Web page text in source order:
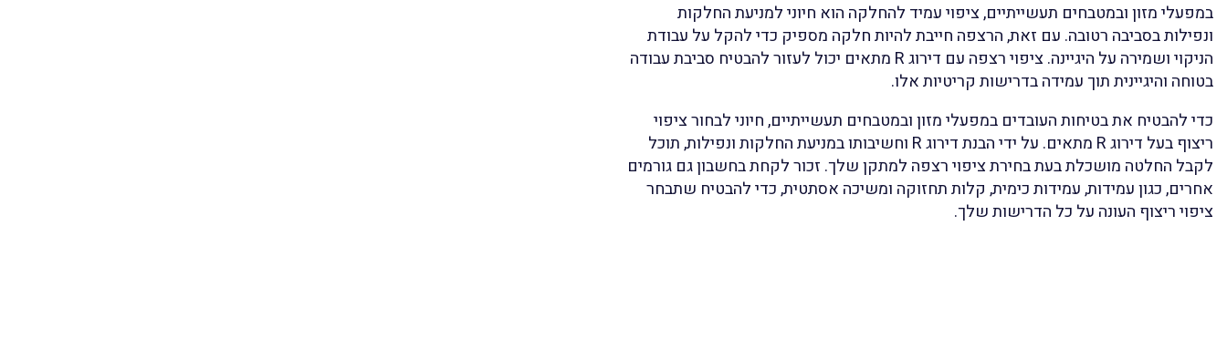
במפעלי מזון ובמטבחים תעשייתיים, ציפוי עמיד להחלקה הוא חיוני למניעת החלקות
ונפילות בסביבה רטובה. עם זאת, הרצפה חייבת להיות חלקה מספיק כדי להקל על עבודת
הניקוי ושמירה על היגיינה. ציפוי רצפה עם דירוג R מתאים יכול לעזור להבטיח סביבת עבודה
בטוחה והיגיינית תוך עמידה בדרישות קריטיות אלו.
כדי להבטיח את בטיחות העובדים במפעלי מזון ובמטבחים תעשייתיים, חיוני לבחור ציפוי
ריצוף בעל דירוג R מתאים. על ידי הבנת דירוג R וחשיבותו במניעת החלקות ונפילות, תוכל
לקבל החלטה מושכלת בעת בחירת ציפוי רצפה למתקן שלך. זכור לקחת בחשבון גם גורמים
אחרים, כגון עמידות, עמידות כימית, קלות תחזוקה ומשיכה אסתטית, כדי להבטיח שתבחר
ציפוי ריצוף העונה על כל הדרישות שלך.